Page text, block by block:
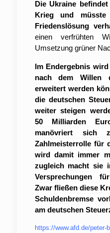
Die Ukraine
Krieg und
Friedenslösung
einen verfrühten
Umsetzung grüner
Im Endergebnis
nach dem Willen
erweitert werden
die deutschen
weiter steigen
50 Milliarden
manövriert sich
Zahlmeisterrolle für
wird damit immer
zugleich macht sie
Versprechungen
Zwar fließen diese
Schuldenbremse
am deutschen
https://www.afd.de/peter-